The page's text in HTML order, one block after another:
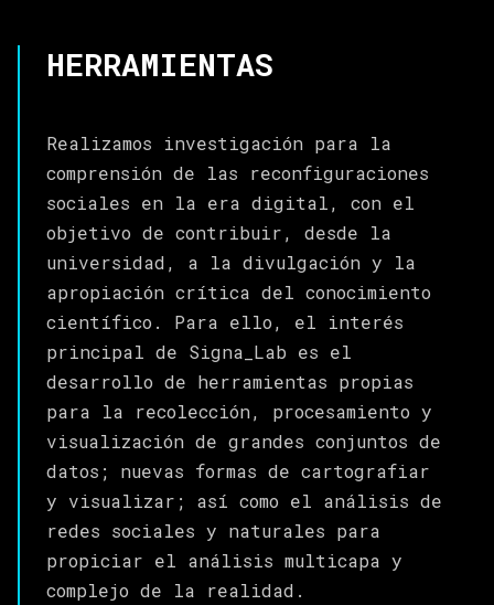
HERRAMIENTAS
Realizamos investigación para la
comprensión de las reconfiguraciones
sociales en la era digital, con el
objetivo de contribuir, desde la
universidad, a la divulgación y la
apropiación crítica del conocimiento
científico. Para ello, el interés
principal de Signa_Lab es el
desarrollo de herramientas propias
para la recolección, procesamiento y
visualización de grandes conjuntos de
datos; nuevas formas de cartografiar
y visualizar; así como el análisis de
redes sociales y naturales para
propiciar el análisis multicapa y
complejo de la realidad.